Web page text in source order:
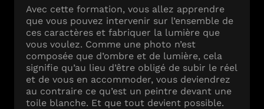
Avec cette formation, vous allez apprendre
que vous pouvez intervenir sur l’ensemble de
ces caractères et fabriquer la lumière que
vous voulez. Comme une photo n’est
composée que d’ombre et de lumière, cela
signifie qu’au lieu d’être obligé de subir le réel
et de vous en accommoder, vous deviendrez
au contraire ce qu’est un peintre devant une
toile blanche. Et que tout devient possible.